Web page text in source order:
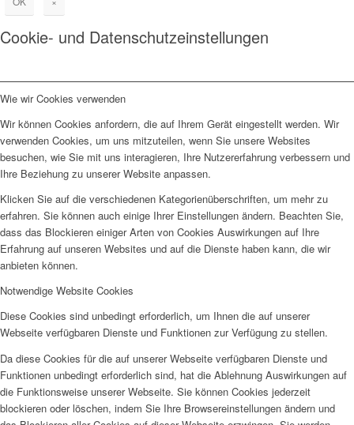
Cookie- und Datenschutzeinstellungen
Wie wir Cookies verwenden
Wir können Cookies anfordern, die auf Ihrem Gerät eingestellt werden. Wir
verwenden Cookies, um uns mitzuteilen, wenn Sie unsere Websites
besuchen, wie Sie mit uns interagieren, Ihre Nutzererfahrung verbessern und
Ihre Beziehung zu unserer Website anpassen.
Klicken Sie auf die verschiedenen Kategorienüberschriften, um mehr zu
erfahren. Sie können auch einige Ihrer Einstellungen ändern. Beachten Sie,
dass das Blockieren einiger Arten von Cookies Auswirkungen auf Ihre
Erfahrung auf unseren Websites und auf die Dienste haben kann, die wir
anbieten können.
Notwendige Website Cookies
Diese Cookies sind unbedingt erforderlich, um Ihnen die auf unserer
Webseite verfügbaren Dienste und Funktionen zur Verfügung zu stellen.
Da diese Cookies für die auf unserer Webseite verfügbaren Dienste und
Funktionen unbedingt erforderlich sind, hat die Ablehnung Auswirkungen auf
die Funktionsweise unserer Webseite. Sie können Cookies jederzeit
blockieren oder löschen, indem Sie Ihre Browsereinstellungen ändern und